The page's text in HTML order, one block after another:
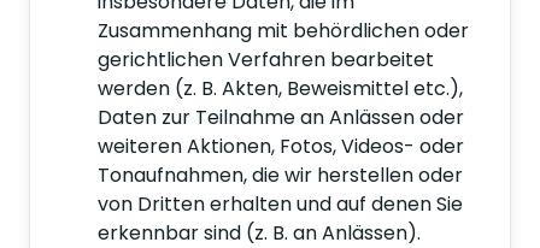
Zusammenhang mit behördlichen oder
gerichtlichen Verfahren bearbeitet
werden (z. B. Akten, Beweismittel etc.),
Daten zur Teilnahme an Anlässen oder
weiteren Aktionen, Fotos, Videos- oder
Tonaufnahmen, die wir herstellen oder
von Dritten erhalten und auf denen Sie
erkennbar sind (z. B. an Anlässen).